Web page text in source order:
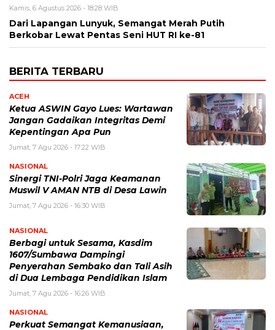
Kamis, 6 Agustus 2026 - 18:28 WIB
Dari Lapangan Lunyuk, Semangat Merah Putih
Berkobar Lewat Pentas Seni HUT RI ke-81
BERITA TERBARU
ACEH
Ketua ASWIN Gayo Lues: Wartawan
Jangan Gadaikan Integritas Demi
Kepentingan Apa Pun
Jumat, 7 Agu 2026 - 17:22 WIB
NASIONAL
‎Sinergi TNI-Polri Jaga Keamanan
Muswil V AMAN NTB di Desa Lawin
Jumat, 7 Agu 2026 - 16:30 WIB
NASIONAL
Berbagi untuk Sesama, Kasdim
1607/Sumbawa Dampingi
Penyerahan Sembako dan Tali Asih
di Dua Lembaga Pendidikan Islam
Jumat, 7 Agu 2026 - 16:26 WIB
NASIONAL
Perkuat Semangat Kemanusiaan,